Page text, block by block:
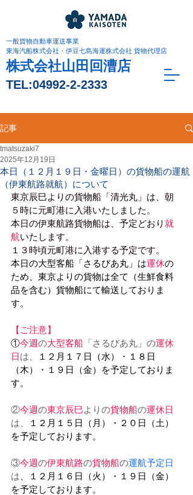
株式会社山田回漕店
TEL:04992-2-2333
一般貨物自動車運送事業
東海汽船株式会社・伊豆七島海運株式会社 貨物代理店
記事
本日（１２月１９日・金曜日）の貨物船の運航
（伊東航路就航）について
tmatsuzaki7
2025年12月19日
東京辰巳よりの貨物船「清光丸」は、朝
５時に元町港に入港いたしました。
本日の伊東航路貨物船は、予定どおり就
航いたします。
１３時頃元町港に入港する予定です。
本日の大型客船「さるびあ丸」は運休の
ため、東京よりの貨物は全て（生鮮食料
品を含む）貨物船にて輸送しておりま
す。
【ご注意】
①今週の大型客船 「さるびあ丸」の運休
日は、
１２月１７日（水）・１８日
（木）・１９日（金）を予定しておりま
す。
②今週の東京辰巳よりの貨物船の運休日
は、
１２月１５日（月）・２０日（土）
を予定しております。
③今週の伊東航路の貨物船の運航予定日
は 、１２月１６日（火）・１９日（金）
を予定しております。